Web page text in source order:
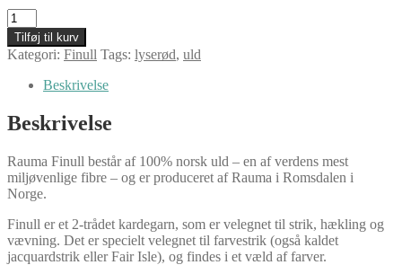
Rauma
Finull,
4087
pudderrosa
antal
Tilføj til kurv
Kategori: Finull Tags: lyserød, uld
Beskrivelse
Beskrivelse
Rauma Finull består af 100% norsk uld – en af verdens mest
miljøvenlige fibre – og er produceret af Rauma i Romsdalen i
Norge.
Finull er et 2-trådet kardegarn, som er velegnet til strik, hækling og
vævning. Det er specielt velegnet til farvestrik (også kaldet
jacquardstrik eller Fair Isle), og findes i et væld af farver.